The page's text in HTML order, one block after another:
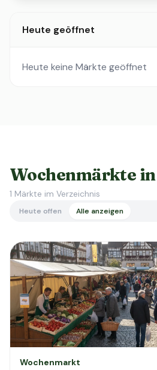
Heute geöffnet
Heute keine Märkte geöffnet
Wochenmärkte
1 Märkte im Verzeichnis
Heute offen Alle anzeigen
Wochenmarkt